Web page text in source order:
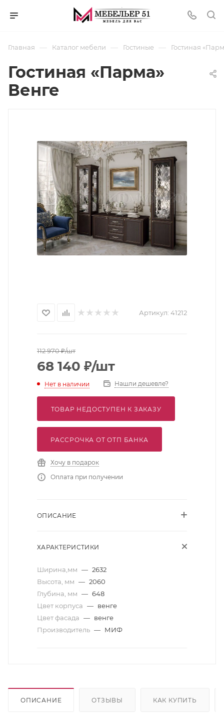
Главная — Каталог мебели — Гостиные — Гостиная
Гостиная «Парма»
Венге
Артикул: 41212
112 970₽/шт
68 140 ₽/шт
Нет в наличии Нашли дешевле?
ТОВАР НЕДОСТУПЕН К ЗАКАЗУ
РАССРОЧКА ОТ ОТП БАНКА
Хочу в подарок
Оплата при получении
ОПИСАНИЕ
ХАРАКТЕРИСТИКИ
Ширина,мм — 2632
Высота, мм — 2060
Глубина, мм — 648
Цвет корпуса — венге
Цвет фасада — венге
Производитель — МИФ
ОПИСАНИЕ ОТЗЫВЫ КАК КУПИТЬ